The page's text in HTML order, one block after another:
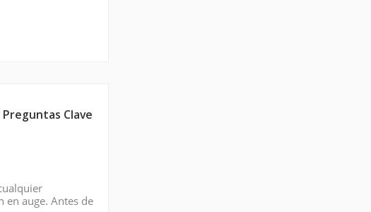
Preguntas Clave
en auge. Antes de